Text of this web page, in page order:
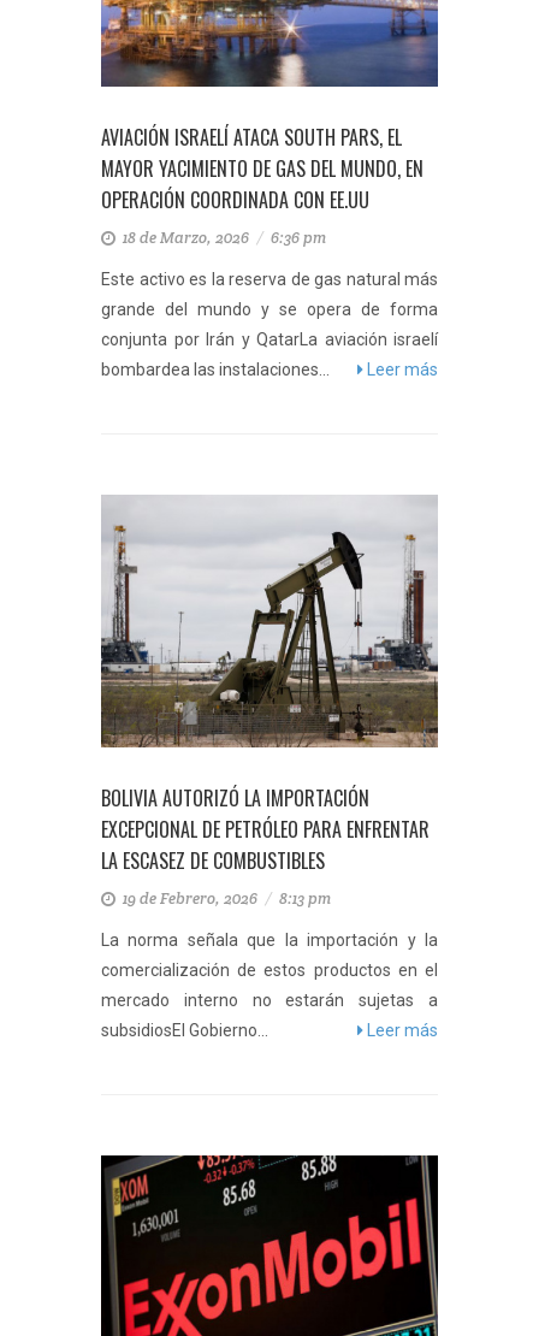
AVIACIÓN ISRAELÍ ATACA SOUTH PARS, EL
MAYOR YACIMIENTO DE GAS DEL MUNDO, EN
OPERACIÓN COORDINADA CON EE.UU
18 de Marzo, 2026 / 6:36 pm
Este activo es la reserva de gas natural más
grande del mundo y se opera de forma
conjunta por Irán y QatarLa aviación israelí
bombardea las instalaciones...
Leer más
BOLIVIA AUTORIZÓ LA IMPORTACIÓN
EXCEPCIONAL DE PETRÓLEO PARA ENFRENTAR
LA ESCASEZ DE COMBUSTIBLES
19 de Febrero, 2026 / 8:13 pm
La norma señala que la importación y la
comercialización de estos productos en el
mercado interno no estarán sujetas a
subsidiosEl Gobierno...
Leer más